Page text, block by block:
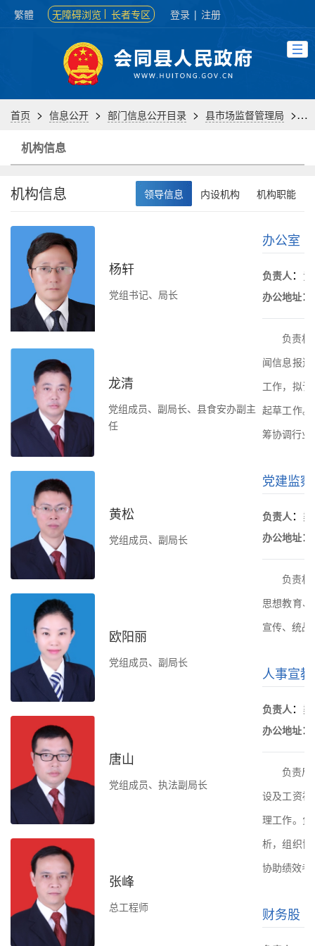
繁體 无障碍浏览 长者专区 登录 | 注册
首页 > 信息公开 > 部门信息公开目录 > 县市场监督管理局 >
机构信息
机构信息 领导信息 内设机构 机构职能
杨轩
党组书记、局长
龙清
党组成员、副局长、县食安办副主
任
黄松
党组成员、副局长
欧阳丽
党组成员、副局长
唐山
党组成员、执法副局长
张峰
总工程师
办公室
负责人 ：
办公地址：
负责
闻信息报
工作，拟
起草工作
筹协调行业
党建监
负责人 ：
办公地址：
负责
思想教育
宣传、统
人事宣
负责人 ：
办公地址：
负责
设及工资
理工作。
析，组织
协助绩效考
财务股